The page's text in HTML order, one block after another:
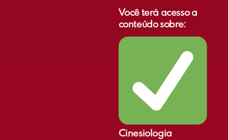
Você terá acesso a
conteúdo sobre:
Cinesiologia